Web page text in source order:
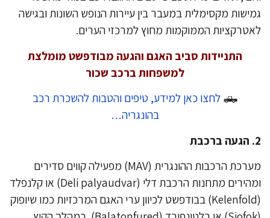
מקסימלית במעבר בין עיירות הנופש השונות ובגישה
הממוקמות מחוץ למרכזי הערים.
התניידות סביב האגם והגעה מבודפשט מומלצת
למשפחות ברכב שכור
לחצו כאן למידע, טיפים והטבות להשכרת רכב
בהונגריה…
מערכת הרכבות ההונגרית (MAV) מפעילה קווים סדירים
ומהירים מתחנות הרכבת דלי (Deli palyaudvar) או קלנפלד
(Kelenfold) בבודפשט לכיוון ערי האגם המרכזיות כמו שיופוק